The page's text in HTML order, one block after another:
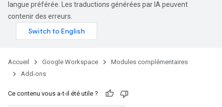
langue préférée. Les traductions générées par IA peuvent
contenir des erreurs.
Accueil Google Workspace
Modules complémentaires
Add-ons
Ce contenu vous a-t-il été utile ?